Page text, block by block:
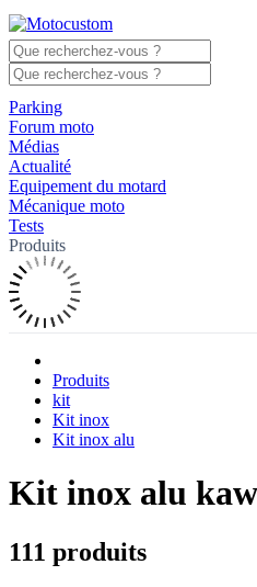
Parking
Forum moto
Médias
Actualité
Equipement du motard
Mécanique moto
Tests
Produits
Produits
kit
Kit inox
Kit inox alu
Kit inox alu
111 produits